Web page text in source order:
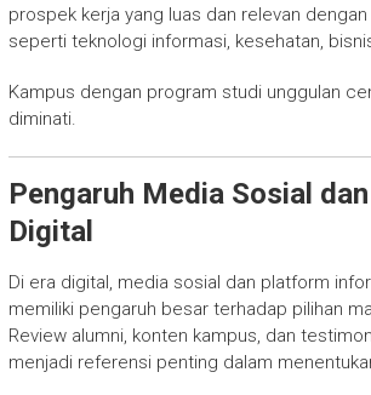
prospek kerja yang luas dan relevan
seperti teknologi informasi, kesehatan,
Kampus dengan program studi unggulan
diminati.
Pengaruh Media Sosial
Digital
Di era digital, media sosial dan platform
memiliki pengaruh besar terhadap pilihan
Review alumni, konten kampus, dan
menjadi referensi penting dalam